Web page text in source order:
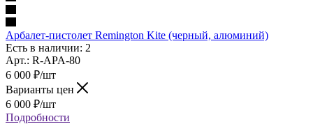
Арбалет-пистолет Remington Kite (черный, алюминий)
Есть в наличии: 2
Арт.: R-APA-80
6 000 ₽/шт
Варианты цен
6 000 ₽/шт
Подробности